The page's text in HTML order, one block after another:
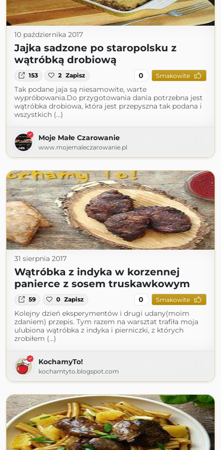
10 października 2017
Jajka sadzone po staropolsku z
wątróbką drobiową
153 2 Zapisz 0 Smakowite
Tak podane jaja są niesamowite, warte
wypróbowania.Do przygotowania dania potrzebna jest
wątróbka drobiowa, która jest przepyszna tak podana i
wszystkich (...)
Moje Małe Czarowanie
www.mojemaleczarowanie.pl
31 sierpnia 2017
Wątróbka z indyka w korzennej
panierce z sosem truskawkowym
59 0 Zapisz 0 Smakowite
Kolejny dzień eksperymentów i drugi udany(moim
zdaniem) przepis. Tym razem na warsztat trafiła moja
ulubiona wątróbka z indyka i pierniczki, z których
zrobiłem (...)
KochamyTo!
kochamtyto.blogspot.com